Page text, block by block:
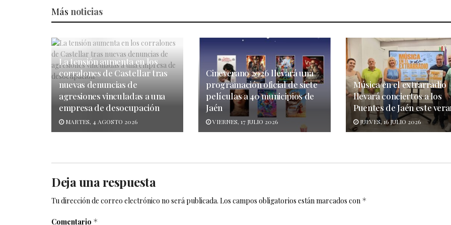
Más noticias
La tensión aumenta en los
corralones de Castellar tras
nuevas denuncias de
agresiones vinculadas a una
empresa de desocupación
MARTES, 4 AGOSTO 2026
Cineverano 2026 llevará una
programación oficial de siete
películas a 40 municipios de
Jaén
VIERNES, 17 JULIO 2026
Música en el extrarradio
llevará conciertos a los
Puentes de Jaén este
JUEVES, 16 JULIO 2026
Deja una respuesta
Tu dirección de correo electrónico no será publicada. Los campos obligatorios están marcados con *
Comentario *